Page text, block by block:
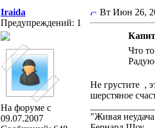
Iraida
Предупреждений: 1
На форуме с
09.07.2007
Вт Июн 26,
Что
Не грустите ,
шерстяное
"Живая